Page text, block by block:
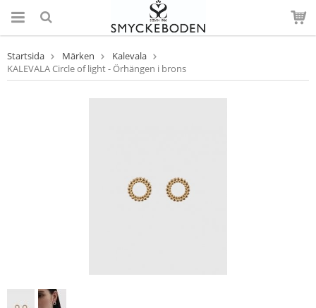
Startsida Märken
Kalevala
KALEVALA Circle of light - Örhängen i brons